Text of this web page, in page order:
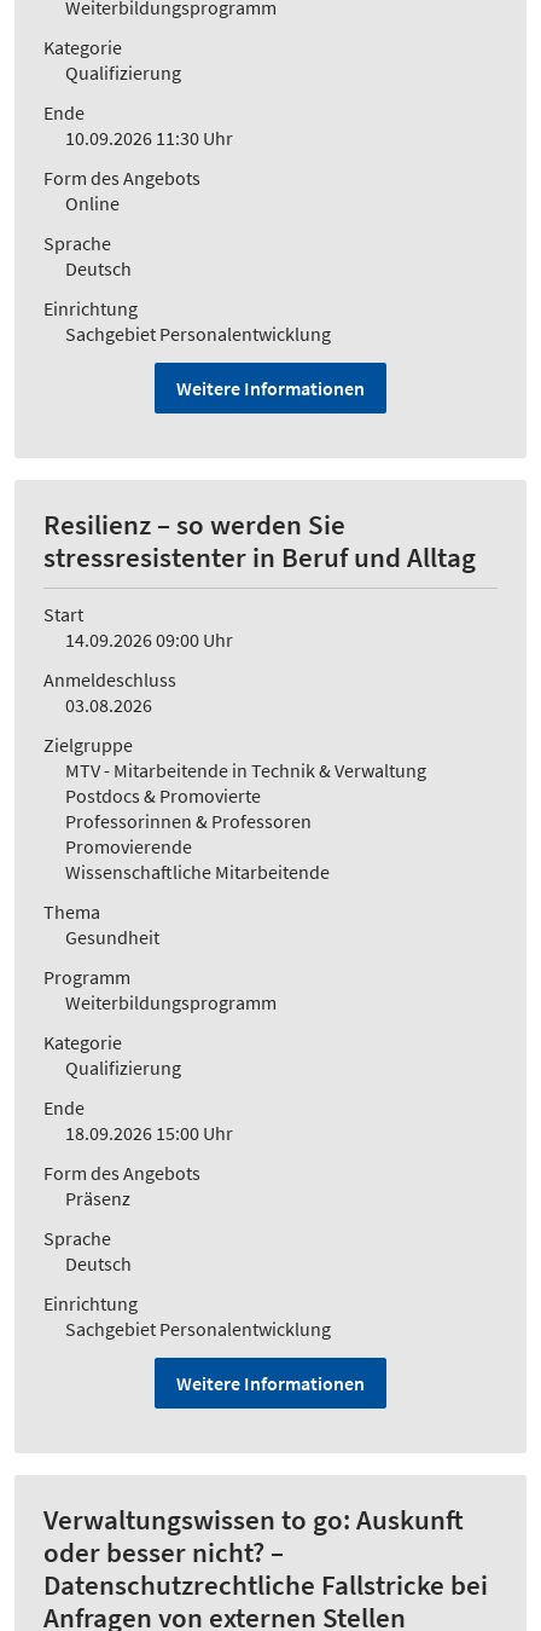
Weiterbildungsprogramm
Kategorie
Qualifizierung
Ende
10.09.2026 11:30 Uhr
Form des Angebots
Online
Sprache
Deutsch
Einrichtung
Sachgebiet Personalentwicklung
Weitere Informationen
Resilienz – so werden Sie
stressresistenter in Beruf und Alltag
Start
14.09.2026 09:00 Uhr
Anmeldeschluss
03.08.2026
Zielgruppe
MTV - Mitarbeitende in Technik & Verwaltung
Postdocs & Promovierte
Professorinnen & Professoren
Promovierende
Wissenschaftliche Mitarbeitende
Thema
Gesundheit
Programm
Weiterbildungsprogramm
Kategorie
Qualifizierung
Ende
18.09.2026 15:00 Uhr
Form des Angebots
Präsenz
Sprache
Deutsch
Einrichtung
Sachgebiet Personalentwicklung
Weitere Informationen
Verwaltungswissen to go: Auskunft
oder besser nicht? –
Datenschutzrechtliche Fallstricke bei
Anfragen von externen Stellen